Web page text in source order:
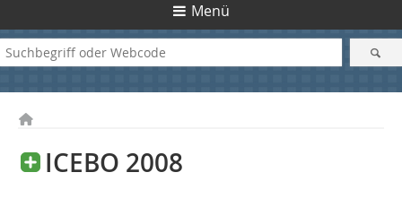
Menü
ICEBO 2008